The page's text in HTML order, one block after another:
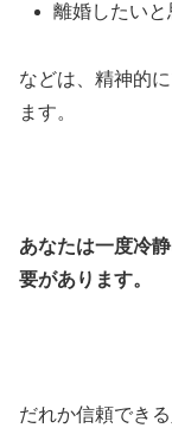
離婚したい
などは、精神的
ます。
あなたは一度冷
要があります。
だれか信頼でき